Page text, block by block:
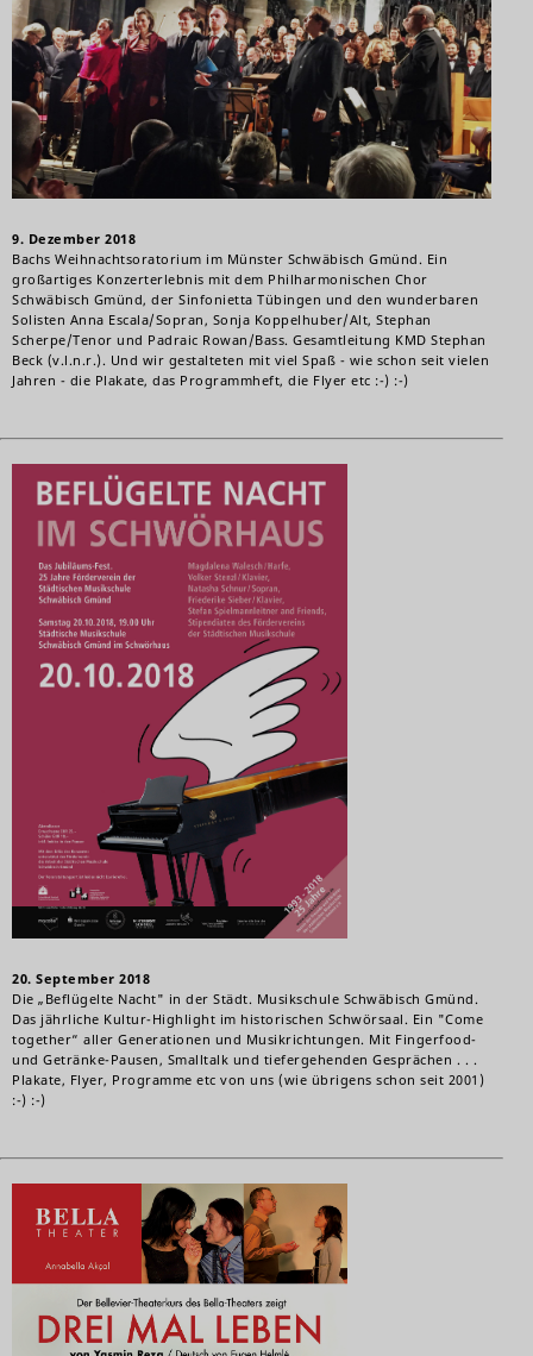
9. Dezember 2018
Bachs Weihnachtsoratorium im Münster Schwäbisch Gmünd. Ein
großartiges Konzerterlebnis mit dem Philharmonischen Chor
Schwäbisch Gmünd, der Sinfonietta Tübingen und den wunderbaren
Solisten Anna Escala/Sopran, Sonja Koppelhuber/Alt, Stephan
Scherpe/Tenor und Padraic Rowan/Bass. Gesamtleitung KMD Stephan
Beck (v.l.n.r.). Und wir gestalteten mit viel Spaß - wie schon seit vielen
Jahren - die Plakate, das Programmheft, die Flyer etc :-) :-)
20. September 2018
Die „Beflügelte Nacht" in der Städt. Musikschule Schwäbisch Gmünd.
Das jährliche Kultur-Highlight im historischen Schwörsaal. Ein "Come
together“ aller Generationen und Musikrichtungen. Mit Fingerfood-
und Getränke-Pausen, Smalltalk und tiefergehenden Gesprächen . . .
Plakate, Flyer, Programme etc von uns (wie übrigens schon seit 2001)
:-) :-)